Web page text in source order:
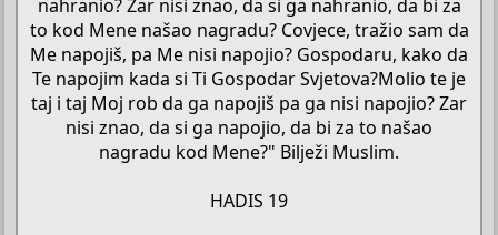
nahranio? Zar nisi znao, da si ga nahranio, da bi za
to kod Mene našao nagradu? Covjece, tražio sam da
Me napojiš, pa Me nisi napojio? Gospodaru, kako da
Te napojim kada si Ti Gospodar Svjetova?Molio te je
taj i taj Moj rob da ga napojiš pa ga nisi napojio? Zar
nisi znao, da si ga napojio, da bi za to našao
nagradu kod Mene?" Bilježi Muslim.
HADIS 19